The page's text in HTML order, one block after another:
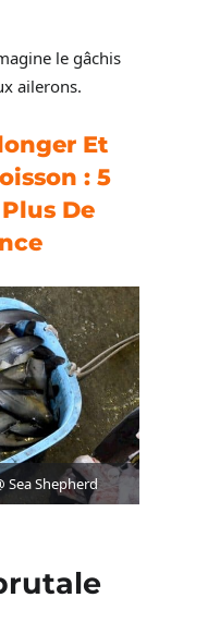
le gâchis
ailerons.
Et
: 5
De
Sea Shepherd